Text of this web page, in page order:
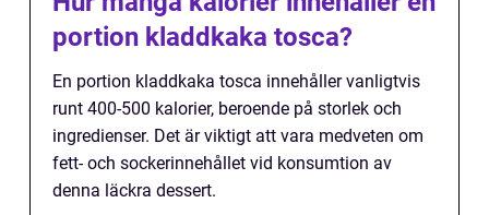
portion kladdkaka tosca?
En portion kladdkaka tosca innehåller vanligtvis
runt 400-500 kalorier, beroende på storlek och
ingredienser. Det är viktigt att vara medveten om
fett- och sockerinnehållet vid konsumtion av
denna läckra dessert.